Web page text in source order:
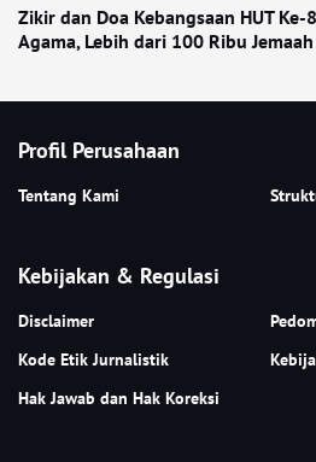
Zikir dan Doa Kebangsaan HUT
Agama, Lebih dari 100 Ribu
Profil Perusahaan
Tentang Kami
Kebijakan & Regulasi
Disclaimer
Kode Etik Jurnalistik
Hak Jawab dan Hak Koreksi